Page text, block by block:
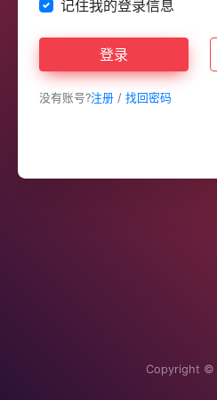
记住我的登录信息
登录
没有账号?注册 / 找回密码
Copyright ©